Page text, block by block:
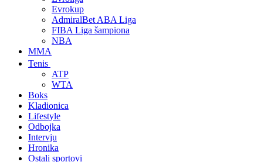
Evrokup
AdmiralBet ABA Liga
FIBA Liga šampiona
NBA
MMA
Tenis
ATP
WTA
Boks
Kladionica
Lifestyle
Odbojka
Intervju
Hronika
Ostali sportovi